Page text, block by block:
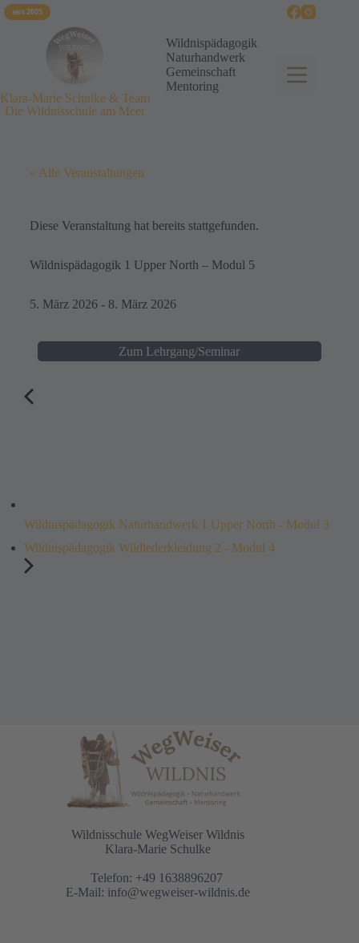
seit 2005
Klara-Marie Schulke & Team
Die Wildnisschule am Meer
Wildnispädagogik
Naturhandwerk
Gemeinschaft
Mentoring
« Alle Veranstaltungen
Diese Veranstaltung hat bereits stattgefunden.
Wildnispädagogik 1 Upper North – Modul 5
5. März 2026 - 8. März 2026
Zum Lehrgang/Seminar
Wildnispädagogik Naturhandwerk 1 Upper North - Modul 3
Wildnispädagogik Wildlederkleidung 2 - Modul 4
Wildnisschule WegWeiser Wildnis
Klara-Marie Schulke
Telefon: +49 1638896207
E-Mail: info@wegweiser-wildnis.de